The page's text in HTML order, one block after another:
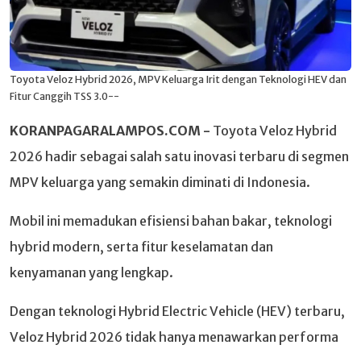
Toyota Veloz Hybrid 2026, MPV Keluarga Irit dengan Teknologi HEV dan
Fitur Canggih TSS 3.0--
KORANPAGARALAMPOS.COM - Toyota Veloz Hybrid
2026 hadir sebagai salah satu inovasi terbaru di segmen
MPV keluarga yang semakin diminati di Indonesia.
Mobil ini memadukan efisiensi bahan bakar, teknologi
hybrid modern, serta fitur keselamatan dan
kenyamanan yang lengkap.
Dengan teknologi Hybrid Electric Vehicle (HEV) terbaru,
Veloz Hybrid 2026 tidak hanya menawarkan performa